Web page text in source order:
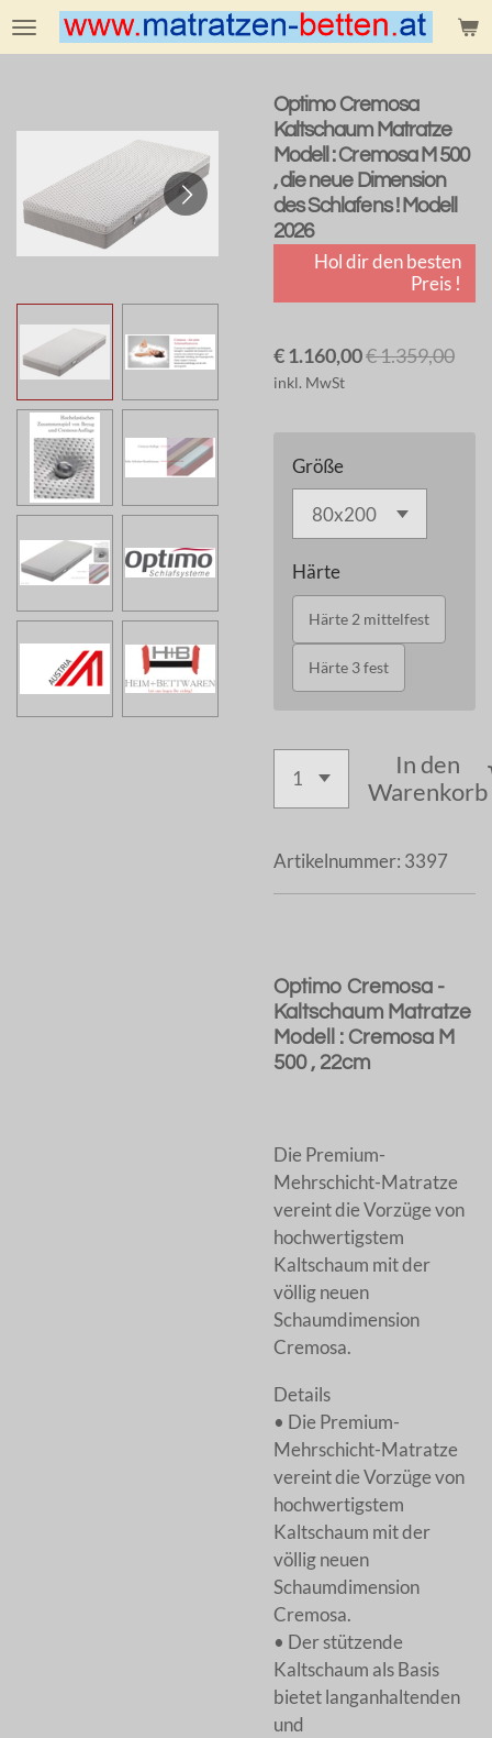
Zum
Hauptinhalt
Optimo Cremosa
Kaltschaum Matratze
Modell : Cremosa M 500
, die neue Dimension
des Schlafens ! Modell
2026
Hol dir den besten
Preis !
€ 1.160,00€ 1.359,00
inkl. MwSt
Größe
Härte
Härte 2 mittelfest
Härte 3 fest
In den
Warenkorb
Artikelnummer: 3397
Optimo Cremosa -
Kaltschaum Matratze
Modell : Cremosa M
500 , 22cm
Die Premium-
Mehrschicht-Matratze
vereint die Vorzüge von
hochwertigstem
Kaltschaum mit der
völlig neuen
Schaumdimension
Cremosa.
Details
• Die Premium-
Mehrschicht-Matratze
vereint die Vorzüge von
hochwertigstem
Kaltschaum mit der
völlig neuen
Schaumdimension
Cremosa.
• Der stützende
Kaltschaum als Basis
bietet langanhaltenden
und